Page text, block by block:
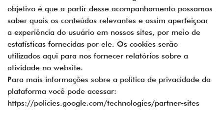
objetivo é que a partir desse acompanhamento possamos
saber quais os conteúdos relevantes e assim aperfeiçoar
a experiência do usuário em nossos sites, por meio de
estatísticas fornecidas por ele. Os cookies serão
utilizados aqui para nos fornecer relatórios sobre a
atividade no website.
Para mais informações sobre a política de privacidade da
plataforma você pode acessar:
https://policies.google.com/technologies/partner-sites